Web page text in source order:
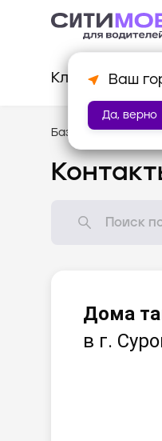
Ваш
Да, верно
Клиентам
База знаний /
Дома
в г.